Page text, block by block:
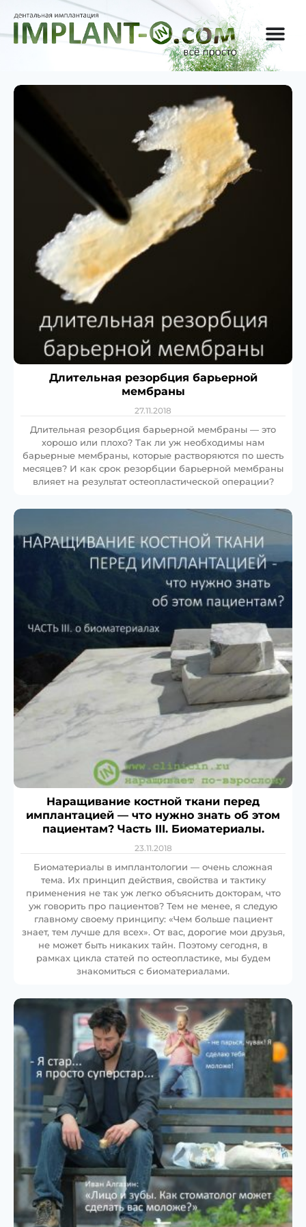
Длительная резорбция барьерной
мембраны
27.11.2018
Длительная резорбция барьерной мембраны — это
хорошо или плохо? Так ли уж необходимы нам
барьерные мембраны, которые растворяются по шесть
месяцев? И как срок резорбции барьерной мембраны
влияет на результат остеопластической операции?
Наращивание костной ткани перед
имплантацией — что нужно знать об этом
пациентам? Часть III. Биоматериалы.
23.11.2018
Биоматериалы в имплантологии — очень сложная
тема. Их принцип действия, свойства и тактику
применения не так уж легко объяснить докторам, что
уж говорить про пациентов? Тем не менее, я следую
главному своему принципу: «Чем больше пациент
знает, тем лучше для всех». От вас, дорогие мои друзья,
не может быть никаких тайн. Поэтому сегодня, в
рамках цикла статей по остеопластике, мы будем
знакомиться с биоматериалами.